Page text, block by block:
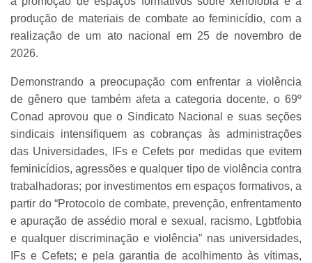
produção de materiais de combate ao feminicídio, com a
realização de um ato nacional em 25 de novembro de
2026.
Demonstrando a preocupação com enfrentar a violência
de gênero que também afeta a categoria docente, o 69º
Conad aprovou que o Sindicato Nacional e suas seções
sindicais intensifiquem as cobranças às administrações
das Universidades, IFs e Cefets por medidas que evitem
feminicídios, agressões e qualquer tipo de violência contra
trabalhadoras; por investimentos em espaços formativos, a
partir do “Protocolo de combate, prevenção, enfrentamento
e apuração de assédio moral e sexual, racismo, Lgbtfobia
e qualquer discriminação e violência” nas universidades,
IFs e Cefets; e pela garantia de acolhimento às vítimas,